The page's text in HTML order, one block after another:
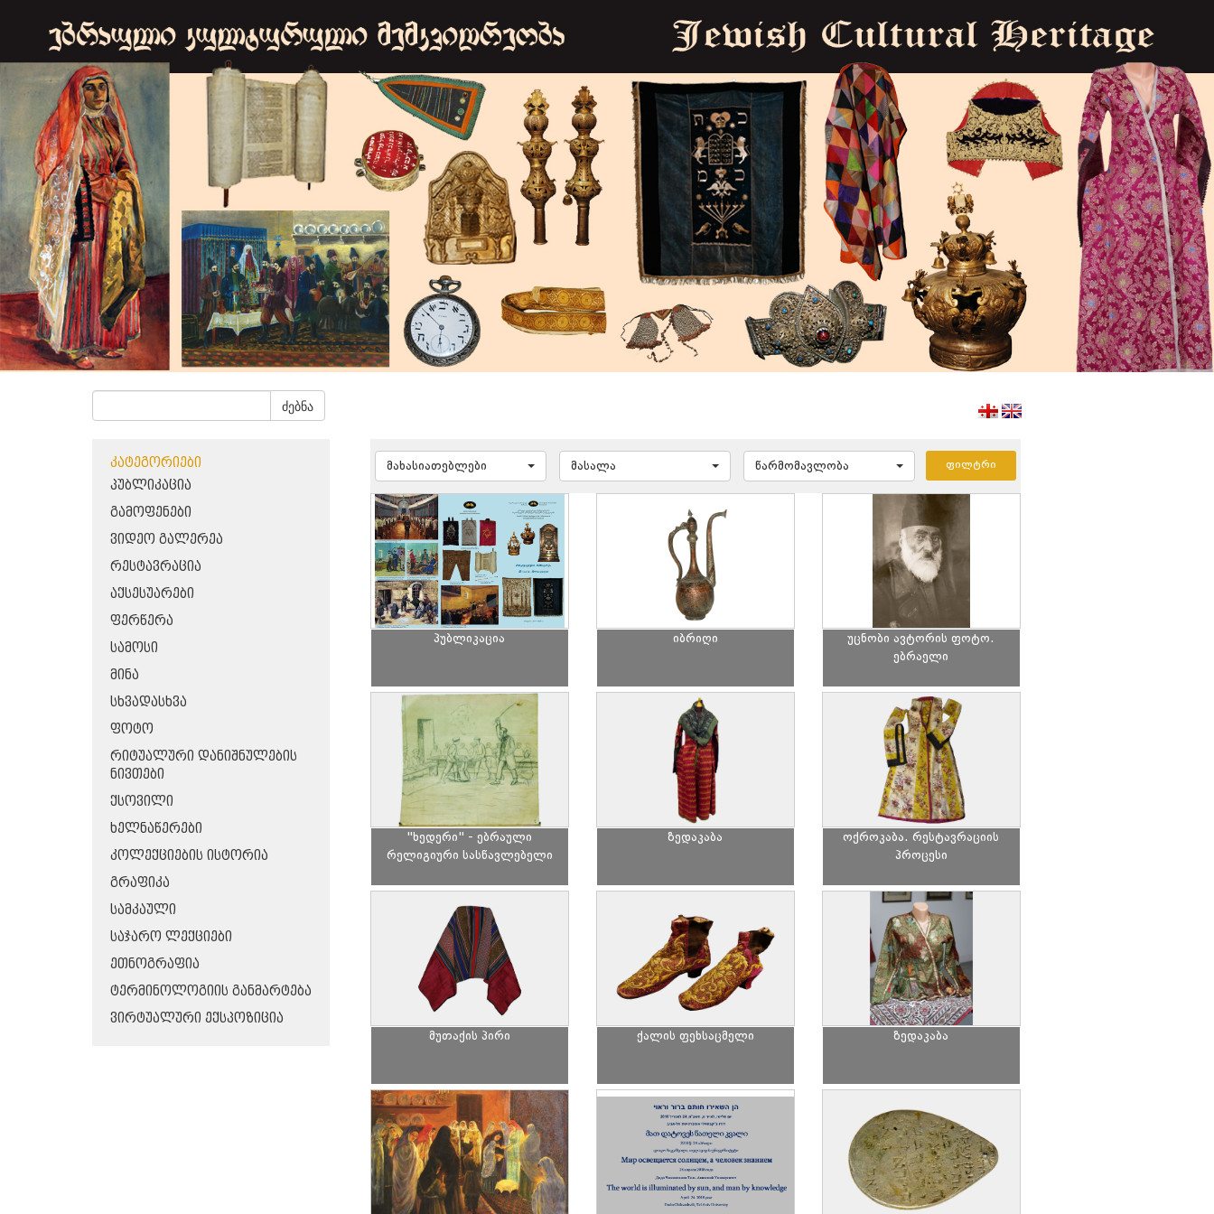
ძებნა
ᲙᲐᲢᲔᲒᲝᲠᲘᲔᲑᲘ
ᲞᲣᲑᲚᲘᲙᲐᲪᲘᲐ
ᲒᲐᲛᲝᲤᲔᲜᲔᲑᲘ
ᲕᲘᲓᲔᲝ ᲒᲐᲚᲔᲠᲔᲐ
ᲠᲔᲡᲢᲐᲕᲠᲐᲪᲘᲐ
ᲐᲥᲡᲔᲡᲣᲐᲠᲔᲑᲘ
ᲤᲔᲠᲬᲔᲠᲐ
ᲡᲐᲛᲝᲡᲘ
ᲛᲘᲜᲐ
ᲡᲮᲕᲐᲓᲐᲡᲮᲕᲐ
ᲤᲝᲢᲝ
ᲠᲘᲢᲣᲐᲚᲣᲠᲘ ᲓᲐᲜᲘᲨᲜᲣᲚᲔᲑᲘᲡ
ᲜᲘᲕᲗᲔᲑᲘ
ᲥᲡᲝᲕᲘᲚᲘ
ᲮᲔᲚᲜᲐᲬᲔᲠᲔᲑᲘ
ᲙᲝᲚᲔᲥᲪᲘᲔᲑᲘᲡ ᲘᲡᲢᲝᲠᲘᲐ
ᲒᲠᲐᲤᲘᲙᲐ
ᲡᲐᲛᲙᲐᲣᲚᲘ
ᲡᲐᲯᲐᲠᲝ ᲚᲔᲥᲪᲘᲔᲑᲘ
ᲔᲗᲜᲝᲒᲠᲐᲤᲘᲐ
ᲢᲔᲠᲛᲘᲜᲝᲚᲝᲒᲘᲘᲡ ᲒᲐᲜᲛᲐᲠᲢᲔᲑᲐ
ᲕᲘᲠᲢᲣᲐᲚᲣᲠᲘ ᲔᲥᲡᲞᲝᲖᲘᲪᲘᲐ
მახასიათებლები მასალა წარმომავლობა
პუბლიკაცია იბრიღი
უცნობი ავტორის ფოტო.
ებრაელი
"ხედერი" - ებრაული
რელიგიური სასწავლებელი
ზედაკაბა
ოქროკაბა. რესტავრაციის
პროცესი
მუთაქის პირი ქალის ფეხსაცმელი ზედაკაბა